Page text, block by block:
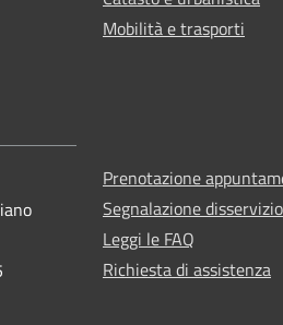
Mobilità e trasporti
Prenotazione
Segnalazione disservizio
Leggi le FAQ
Richiesta di assistenza